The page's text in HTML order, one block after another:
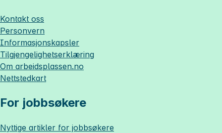
Kontakt oss
Personvern
Informasjonskapsler
Tilgjengelighetserklæring
Om arbeidsplassen.no
Nettstedkart
For jobbsøkere
Nyttige artikler for jobbsøkere